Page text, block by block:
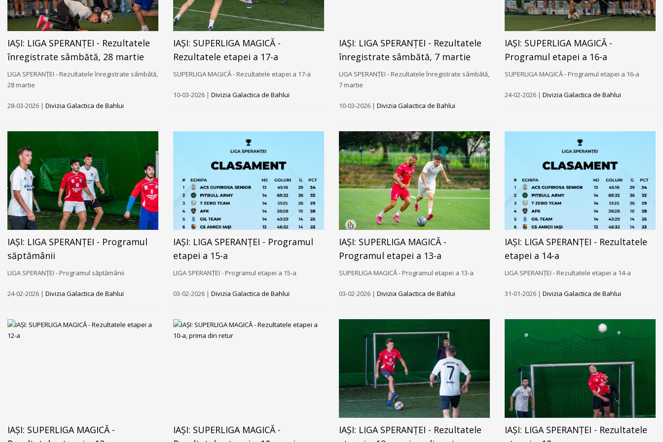
IAȘI: LIGA SPERANȚEI - Rezultatele
înregistrate sâmbătă, 28 martie
LIGA SPERANȚEI - Rezultatele înregistrate sâmbătă,
28 martie
28-03-2026 | Divizia Galactica de Bahlui
IAȘI: SUPERLIGA MAGICĂ -
Rezultatele etapei a 17-a
SUPERLIGA MAGICĂ - Rezultatele etapei a 17-a
10-03-2026 | Divizia Galactica de Bahlui
IAȘI: LIGA SPERANȚEI - Rezultatele
înregistrate sâmbătă, 7 martie
LIGA SPERANȚEI - Rezultatele înregistrate sâmbătă,
7 martie
10-03-2026 | Divizia Galactica de Bahlui
IAȘI: SUPERLIGA MAGICĂ -
Programul etapei a 16-a
SUPERLIGA MAGICĂ - Programul etapei a 16-a
24-02-2026 | Divizia Galactica de Bahlui
IAȘI: LIGA SPERANȚEI - Programul
săptămânii
LIGA SPERANȚEI - Programul săptămânii
24-02-2026 | Divizia Galactica de Bahlui
IAȘI: LIGA SPERANȚEI - Programul
etapei a 15-a
LIGA SPERANȚEI - Programul etapei a 15-a
03-02-2026 | Divizia Galactica de Bahlui
IAȘI: SUPERLIGA MAGICĂ -
Programul etapei a 13-a
SUPERLIGA MAGICĂ - Programul etapei a 13-a
03-02-2026 | Divizia Galactica de Bahlui
IAȘI: LIGA SPERANȚEI - Rezultatele
etapei a 14-a
LIGA SPERANȚEI - Rezultatele etapei a 14-a
31-01-2026 | Divizia Galactica de Bahlui
IAȘI: SUPERLIGA MAGICĂ -
IAȘI: SUPERLIGA MAGICĂ -
IAȘI: LIGA SPERANȚEI - Rezultatele
IAȘI: LIGA SPERANȚEI - Rezultatele